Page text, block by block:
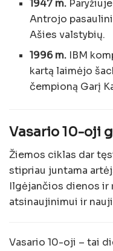
1947 m.
Antrojo
Ašies valstybių.
1996 m. IBM
kartą laimėjo
čempioną Garį
Vasario 10-oji
Žiemos ciklas dar
stipriau juntama
Ilgėjančios dienos ir
atsinaujinimui ir
Vasario 10-oji – tai